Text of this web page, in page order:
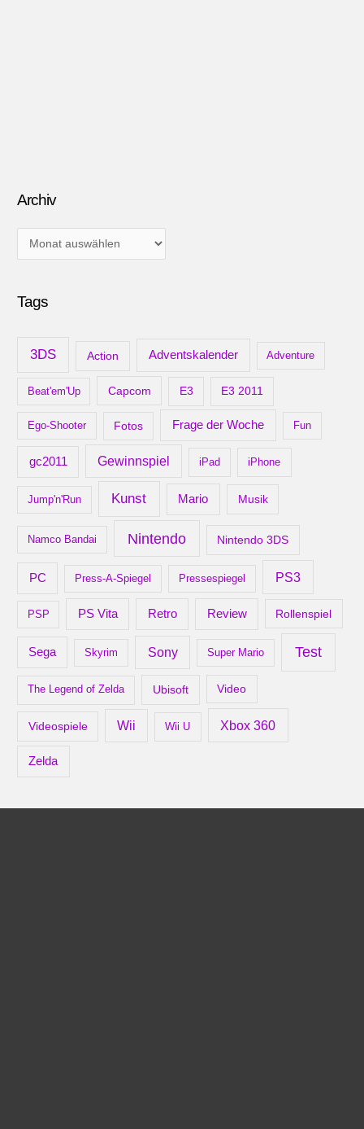
Archiv
r
Tags
3DS Action Adventskalender Adventure
Beat'em'Up Capcom E3 E3 2011
Ego-Shooter Fotos Frage der Woche Fun
gc2011 Gewinnspiel iPad iPhone
Jump'n'Run Kunst Mario Musik
Namco Bandai Nintendo Nintendo 3DS
PC Press-A-Spiegel Pressespiegel PS3
PSP PS Vita Retro Review Rollenspiel
Sega Skyrim Sony Super Mario Test
The Legend of Zelda Ubisoft Video
Videospiele Wii Wii U Xbox 360
Zelda